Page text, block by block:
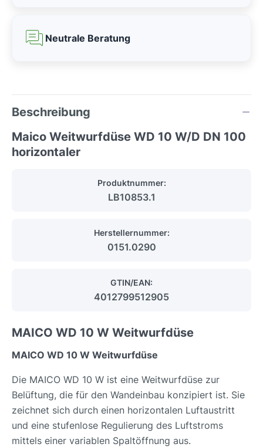
Neutrale Beratung
Beschreibung
Maico Weitwurfdüse WD 10 W/D DN 100
horizontaler
Produktnummer:
LB10853.1
Herstellernummer:
0151.0290
GTIN/EAN:
4012799512905
MAICO WD 10 W Weitwurfdüse
MAICO WD 10 W Weitwurfdüse
Die MAICO WD 10 W ist eine Weitwurfdüse zur
Belüftung, die für den Wandeinbau konzipiert ist. Sie
zeichnet sich durch einen horizontalen Luftaustritt
und eine stufenlose Regulierung des Luftstroms
mittels einer variablen Spaltöffnung aus.